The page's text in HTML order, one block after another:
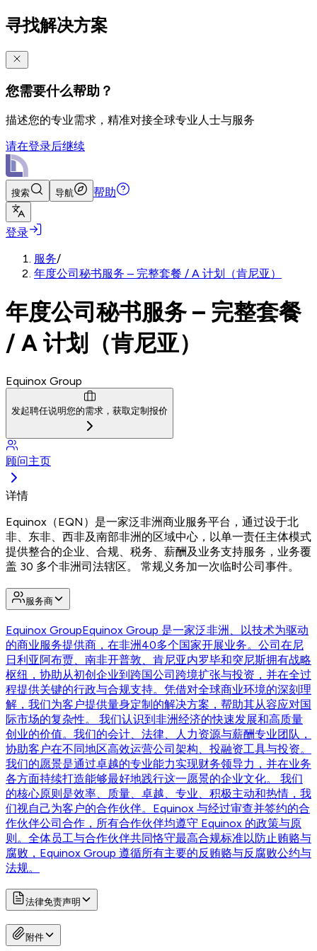
寻找解决方案
您需要什么帮助？
描述您的专业需求，精准对接全球专业人士与服务
请在登录后继续
搜索 导航 帮助
登录
服务/
年度公司秘书服务 – 完整套餐 / A 计划（肯尼亚）
年度公司秘书服务 – 完整套餐
/ A 计划（肯尼亚）
Equinox Group
发起聘任说明您的需求，获取定制报价
顾问主页
详情
Equinox（EQN）是一家泛非洲商业服务平台，通过设于北
非、东非、西非及南部非洲的区域中心，以单一责任主体模式
提供整合的企业、合规、税务、薪酬及业务支持服务，业务覆
盖 30 多个非洲司法辖区。 常规义务加一次临时公司事件。
服务商
Equinox GroupEquinox Group 是一家泛非洲、以技术为驱动
的商业服务提供商，在非洲40多个国家开展业务。公司在尼
日利亚阿布贾、南非开普敦、肯尼亚内罗毕和突尼斯拥有战略
枢纽，协助从初创企业到跨国公司跨境扩张与投资，并在全过
程提供关键的行政与合规支持。凭借对全球商业环境的深刻理
解，我们为客户提供量身定制的解决方案，帮助其从容应对国
际市场的复杂性。 我们认识到非洲经济的快速发展和高质量
创业的价值。我们的会计、法律、人力资源与薪酬专业团队，
协助客户在不同地区高效运营公司架构、投融资工具与投资。
我们的愿景是通过卓越的专业能力实现财务领导力，并在业务
各方面持续打造能够最好地践行这一愿景的企业文化。 我们
的核心原则是效率、质量、卓越、专业、积极主动和热情，我
们视自己为客户的合作伙伴。Equinox 与经过审查并签约的合
作伙伴公司合作，所有合作伙伴均遵守 Equinox 的政策与原
则。全体员工与合作伙伴共同恪守最高合规标准以防止贿赂与
腐败，Equinox Group 遵循所有主要的反贿赂与反腐败公约与
法规。
法律免责声明
附件